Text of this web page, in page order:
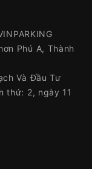
Phú A, Thành
Và Đầu Tư
thứ: 2, ngày 11